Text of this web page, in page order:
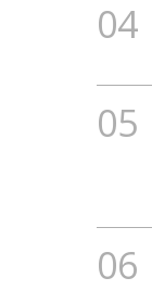
04
05
06